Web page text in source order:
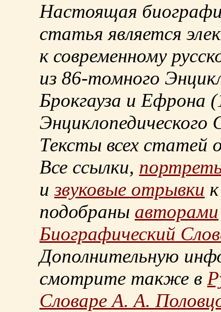
Настоящая
статья является
к современному
из 86-томного
Брокгауза и Ефрона
Энциклопедического
Тексты всех статей
Все ссылки,
извуковые отрывки
подобраны авторами
Биографический
Дополнительную
смотрите также в
Словаре А. А.